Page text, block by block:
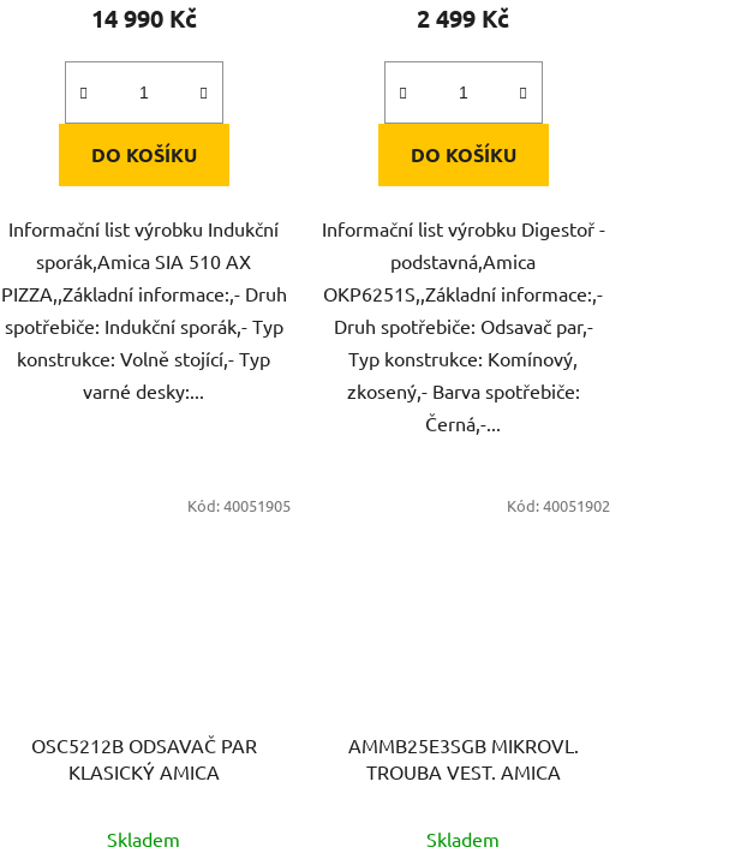
14 990 Kč
DO KOŠÍKU
Informační list výrobku Indukční
sporák,Amica SIA 510 AX
PIZZA,,Základní informace:,- Druh
spotřebiče: Indukční sporák,- Typ
konstrukce: Volně stojící,- Typ
varné desky:...
2 499 Kč
DO KOŠÍKU
Informační list výrobku Digestoř -
podstavná,Amica
OKP6251S,,Základní informace:,-
Druh spotřebiče: Odsavač par,-
Typ konstrukce: Komínový,
zkosený,- Barva spotřebiče:
Černá,-...
OSC5212B ODSAVAČ PAR
KLASICKÝ AMICA
Skladem
Kód:40051905
AMMB25E3SGB MIKROVL.
TROUBA VEST. AMICA
Skladem
Kód:40051902